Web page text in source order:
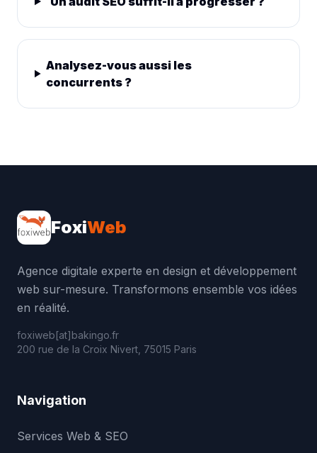
Analysez-vous aussi les
concurrents ?
FoxiWeb
Agence digitale experte en design et développement
web sur-mesure. Transformons ensemble vos idées
en réalité.
foxiweb[at]bakingo.fr
200 rue de la Croix Nivert, 75015 Paris
Navigation
Services Web & SEO